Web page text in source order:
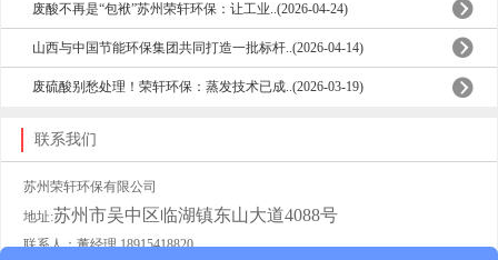
废酸不再是“包袱”苏州荣轩环保：让工业..(2026-04-24)
山西与中国节能环保集团共同打造一批标杆..(2026-04-14)
废硫酸别愁处理！荣轩环保：蒸发技术已成..(2026-03-19)
联系我们
苏州荣轩环保有限公司
地址:苏州市吴中区临湖镇东山大道4088号
联系人：董经理 18915418820